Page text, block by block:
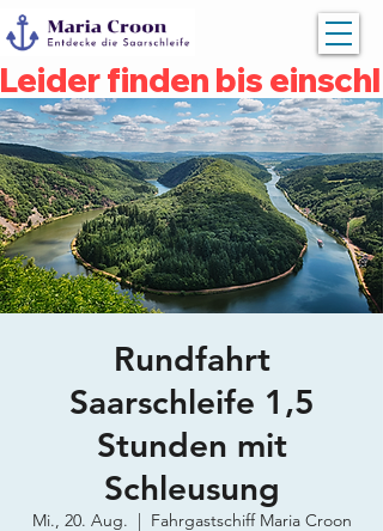
Leider finden bis
Rundfahrt
Saarschleife 1,5
Stunden mit
Schleusung
Mi., 20. Aug. Fahrgastschiff Maria Croon